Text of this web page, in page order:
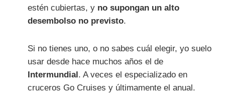
estén cubiertas, y no supongan un alto
desembolso no previsto.
Si no tienes uno, o no sabes cuál elegir, yo suelo
usar desde hace muchos años el de
Intermundial . A veces el especializado en
cruceros Go Cruises y últimamente el anual.